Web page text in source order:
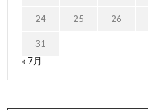
24 25 26
31
« 7月